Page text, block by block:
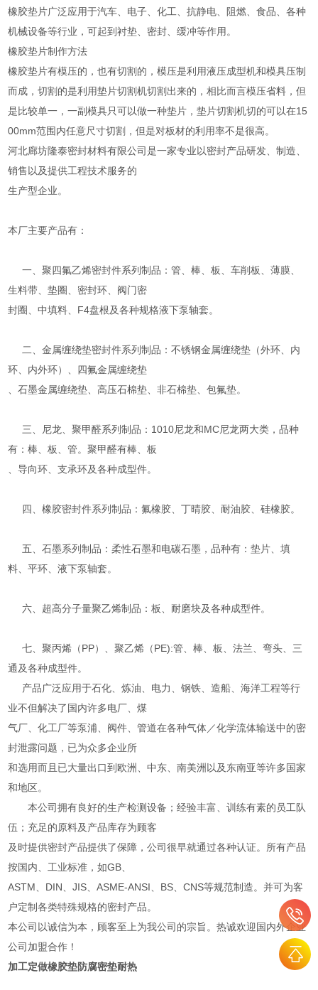
橡胶垫片广泛应用于汽车、电子、化工、抗静电、阻燃、食品、各种
机械设备等行业，可起到衬垫、密封、缓冲等作用。
橡胶垫片制作方法
橡胶垫片有模压的，也有切割的，模压是利用液压成型机和模具压制
而成，切割的是利用垫片切割机切割出来的，相比而言模压省料，但
是比较单一，一副模具只可以做一种垫片，垫片切割机切的可以在15
00mm范围内任意尺寸切割，但是对板材的利用率不是很高。
河北廊坊隆泰密封材料有限公司是一家专业以密封产品研发、制造、
销售以及提供工程技术服务的
生产型企业。
本厂主要产品有：
一、聚四氟乙烯密封件系列制品：管、棒、板、车削板、薄膜、
生料带、垫圈、密封环、阀门密
封圈、中填料、F4盘根及各种规格液下泵轴套。
二、金属缠绕垫密封件系列制品：不锈钢金属缠绕垫（外环、内
环、内外环）、四氟金属缠绕垫
、石墨金属缠绕垫、高压石棉垫、非石棉垫、包氟垫。
三、尼龙、聚甲醛系列制品：1010尼龙和MC尼龙两大类，品种
有：棒、板、管。聚甲醛有棒、板
、导向环、支承环及各种成型件。
四、橡胶密封件系列制品：氟橡胶、丁晴胶、耐油胶、硅橡胶。
五、石墨系列制品：柔性石墨和电碳石墨，品种有：垫片、填
料、平环、液下泵轴套。
六、超高分子量聚乙烯制品：板、耐磨块及各种成型件。
七、聚丙烯（PP）、聚乙烯（PE):管、棒、板、法兰、弯头、三
通及各种成型件。
产品广泛应用于石化、炼油、电力、钢铁、造船、海洋工程等行
业不但解决了国内许多电厂、煤
气厂、化工厂等泵浦、阀件、管道在各种气体／化学流体输送中的密
封泄露问题，已为众多企业所
和选用而且已大量出口到欧洲、中东、南美洲以及东南亚等许多国家
和地区。
本公司拥有良好的生产检测设备；经验丰富、训练有素的员工队
伍；充足的原料及产品库存为顾客
及时提供密封产品提供了保障，公司很早就通过各种认证。所有产品
按国内、工业标准，如GB、
ASTM、DIN、JIS、ASME-ANSI、BS、CNS等规范制造。并可为客
户定制各类特殊规格的密封产品。
本公司以诚信为本，顾客至上为我公司的宗旨。热诚欢迎国内外企业
公司加盟合作！
加工定做橡胶垫防腐密垫耐热